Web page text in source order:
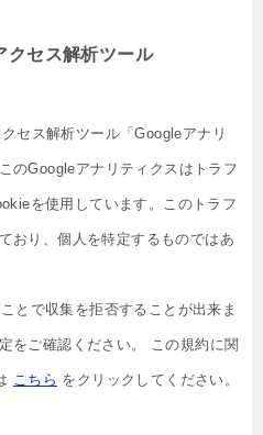
クセス解析ツール
セス解析ツール「Googleアナリ
のGoogleアナリティクスはトラフ
を使用しています。このトラフ
おり、個人を特定するものではあ
とで収集を拒否することが出来ま
をご確認ください。 この規約に関
こちら をクリックしてください。